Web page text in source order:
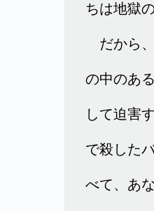
ちは地獄
だから、
の中のあ
して迫害
で殺した
べて、あ